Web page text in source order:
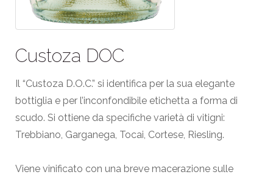
Custoza DOC
Il “Custoza D.O.C.” si identifica per la sua elegante
bottiglia e per l’inconfondibile etichetta a forma di
scudo. Si ottiene da specifiche varietà di vitigni:
Trebbiano, Garganega, Tocai, Cortese, Riesling.
Viene vinificato con una breve macerazione sulle